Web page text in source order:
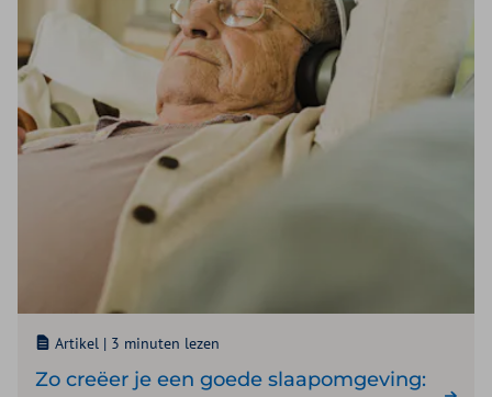
Artikel | 3 minuten lezen
Zo creëer je een goede slaapomgeving: